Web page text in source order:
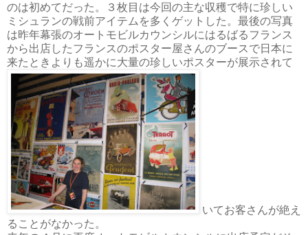
のは初めてだった。３枚目は今回の主な収穫で特に珍しい
ミシュランの戦前アイテムを多くゲットした。最後の写真
は昨年幕張のオートモビルカウンシルにはるばるフランス
から出店したフランスのポスター屋さんのブースで日本に
来たときよりも遥かに大量の珍しいポスターが展示されて
いてお客さんが絶え
ることがなかった。